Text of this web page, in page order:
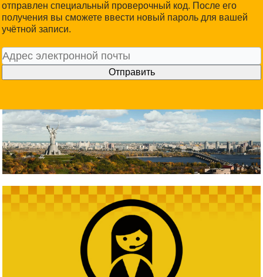
отправлен специальный проверочный код. После его
получения вы сможете ввести новый пароль для вашей
учётной записи.
Отправить